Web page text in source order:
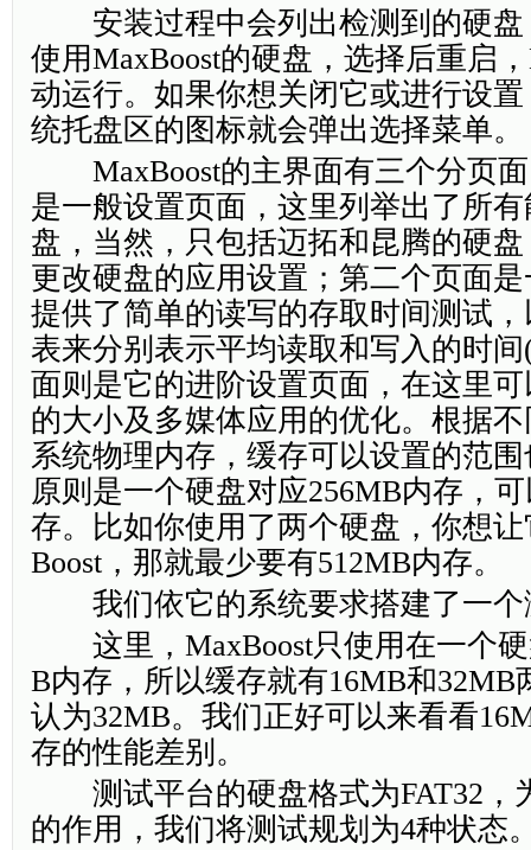
安装过程中会列出检测到的硬盘
使用MaxBoost的硬盘，选择后重启
动运行。如果你想关闭它或进行设
统托盘区的图标就会弹出选择菜单。
MaxBoost的主界面有三个分页面
是一般设置页面，这里列举出了所
盘，当然，只包括迈拓和昆腾的硬
更改硬盘的应用设置；第二个页面
提供了简单的读写的存取时间测试
表来分别表示平均读取和写入的时
面则是它的进阶设置页面，在这里
的大小及多媒体应用的优化。根据
系统物理内存，缓存可以设置的范
原则是一个硬盘对应256MB内存，
存。比如你使用了两个硬盘，你想
Boost，那就最少要有512MB内存。
我们依它的系统要求搭建了一个
这里，MaxBoost只使用在一个硬
B内存，所以缓存就有16MB和32MB
认为32MB。我们正好可以来看看
存的性能差别。
测试平台的硬盘格式为FAT32，
的作用，我们将测试规划为4种状态